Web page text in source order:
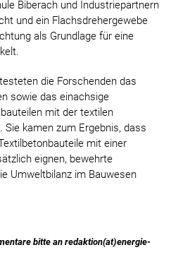
Biberach und Industriepartnern
und ein Flachsdrehergewebe
als Grundlage für eine
die Forschenden das
sowie das einachsige
mit der textilen
Sie kamen zum Ergebnis, dass
mit einer
eignen, bewehrte
Umweltbilanz im Bauwesen
bitte an redaktion(at)energie-